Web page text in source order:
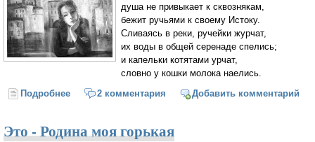
душа не привыкает к сквознякам,
бежит ручьями к своему Истоку.
Сливаясь в реки, ручейки журчат,
их воды в общей серенаде спелись;
и капельки котятами урчат,
словно у кошки молока наелись.
Подробнее о И хорошо, что вы не здесь, а там...
2 комментария Добавить комментарий
Это - Родина моя горькая